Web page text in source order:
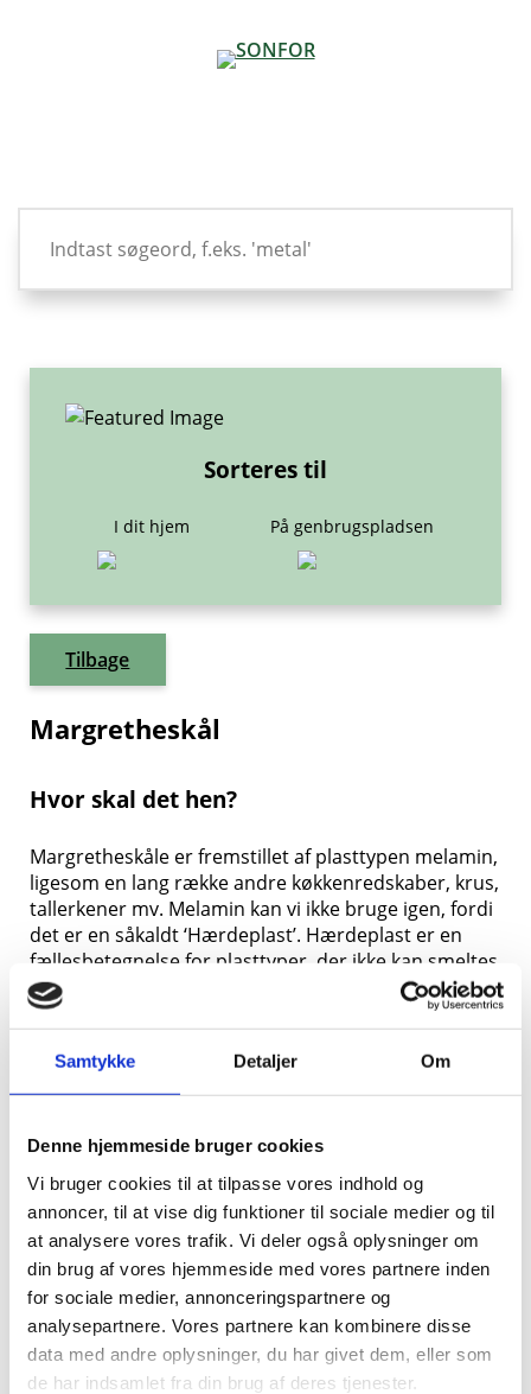
Samtykke Detaljer Om
Denne hjemmeside bruger cookies
Vi bruger cookies til at tilpasse vores indhold og
annoncer, til at vise dig funktioner til sociale medier og til
at analysere vores trafik. Vi deler også oplysninger om
din brug af vores hjemmeside med vores partnere inden
for sociale medier, annonceringspartnere og
analysepartnere. Vores partnere kan kombinere disse
data med andre oplysninger, du har givet dem, eller som
de har indsamlet fra din brug af deres tjenester.
Tilbage
Margretheskål
Hvor skal det hen?
Margretheskåle er fremstillet af plasttypen melamin,
ligesom en lang række andre køkkenredskaber, krus,
tallerkener mv. Melamin kan vi ikke bruge igen, fordi
det er en såkaldt ‘Hærdeplast’. Hærdeplast er en
fællesbetegnelse for plasttyper, der ikke kan smeltes
om, når det først en gang er formgivet og hærdet –
på samme måde som et kogt æg ikke kan blive
dem på genbrugspladsen i containeren til Rest efter
sortering.
Vær opmærksom på
Er dine materialer egnet til genbrug, kan du aflevere
dem i en af vores genbrugsbutikker, så andre kan få
glæde af dem.
Sorteres til
I dit hjem På genbrugspladsen